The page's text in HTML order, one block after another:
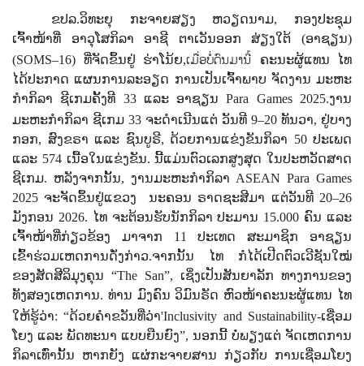
ຂປລ.ວິທະຍຸ ກະຈາຍສຽງ ຫວຽດນາມ, ກອງປະຊຸມ
ເຈົ້າໜ້າທີ່ ອາວຸໂສກິລາ
ອາຊີ ຕາເວັນອອກ ສ່ຽງໃຕ້ (ອາຊຽນ)
(SOMS–16) ທີ່ຈັດຂຶ້ນຢູ່ ຮ່າໂນ້ຍ,ເມື່ອບໍ່ດົນມານີ້ ຄະນະຜູ້ແທນ
ໄທ
ໄດ້ປະກາດ ແຜນການລະອຽດ ການເປັນເຈົ້າພາບ ຈັດງານ ມະຫະ
ກຳກິລາ ຊີເກມຄັ້ງທີ 33 ແລະ ອາຊຽນPara Games 2025.ງານ
ມະຫະກຳກິລາ ຊີເກມ 33 ຈະດຳເນີນແຕ່ ວັນທີ 9–20 ທັນວາ, ຢູ່ບາງ
ກອກ, ສົງຂຣາ ແລະ ຊົນບູຣີ, ດ້ວຍການແຂ່ງຂັນກິລາ 50 ປະເພດ
ແລະ 574 ເນື້ອໃນແຂ່ງຂັນ. ນີ້ແມ່ນຕົວເລກສູງສຸດ ໃນປະຫວັດສາດ
ຊີເກມ. ຫລັງຈາກນັ້ນ, ງານມະຫະກຳກິລາ ASEAN Para Games
2025 ຈະຈັດຂຶ້ນຢູ່ແຂວງ ນະຄອນ ຣາດຊະສີມາ ແຕ່ວັນທີ 20–26
ມັງກອນ 2026. ໄທ ຈະຕ້ອນຮັບນັກກິລາ ປະມານ 15.000 ຄົນ ແລະ
ເຈົ້າໜ້າທີ່ກ່ຽວຂ້ອງ ມາຈາກ 11ປະເທດ ສະມາຊິກ ອາຊຽນ
ເຂົ້າຮ່ວມເຫດການດັ່ງກ່າວ.ຈາກນັ້ນ ໄທ
ກໍໄດ້ເປີດຕົວເວີຊັນໃໝ່
ຂອງສັດສີລິມຸງຄຸນ “The San”, ເຊິ່ງເປັນສັນຍາລັກ ທາງການຂອງ
ທັງສອງເຫດການ. ທ່ານ ມົງຄົນ ວິມົນຣັດ ຫົວໜ້າຄະນະຜູ້ແທນ ໄທ
ໃຫ້ຮູ້ວ່າ: “ດ້ວຍຄຳຂວັນທີ່ວ່າ'Inclusivity and Sustainability-ເຊື່ອມ
ໂຍງ ແລະ ພັດທະນາ ແບບຍືນຍົງ”, ນອກນີ້ ບໍ່ພຽງແຕ່ ຈັດເຫດການ
ກິລາເທົ່ານັ້ນ ຫາກຍັງ ແຜ່ກະຈາຍສານ ກ່ຽວກັບ ການເຊື່ອມໂຍງ